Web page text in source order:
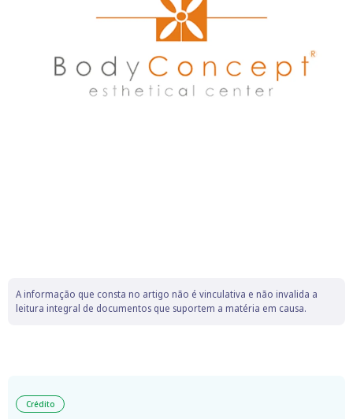
A informação que consta no artigo não é vinculativa e não invalida a
leitura integral de documentos que suportem a matéria em causa.
Crédito